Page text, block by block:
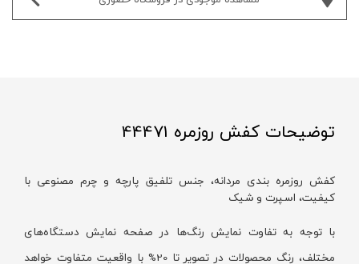
توضیحات کفش روزمره 44471
کفش روزمره بندی مردانه، جنس تلفیق پارچه و چرم مصنوعی با
کیفیت، اسپرت و شیک
با توجه به تفاوت نمایش رنگ‌ها در صفحه نمایش دستگاه‌های
مختلف، رنگ محصولات در تصویر تا 20% با واقعیت متفاوت خواهد